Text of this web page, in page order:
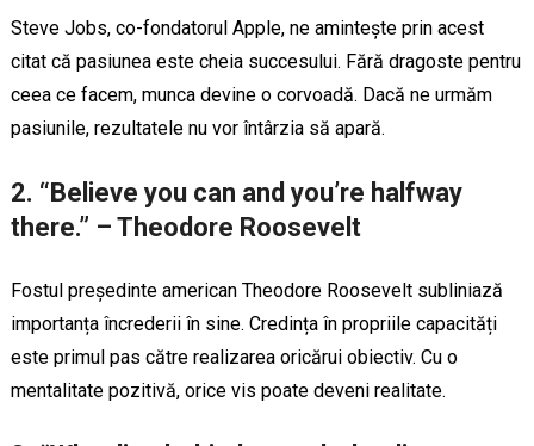
Steve Jobs, co-fondatorul Apple, ne amintește prin acest
citat că pasiunea este cheia succesului. Fără dragoste pentru
ceea ce facem, munca devine o corvoadă. Dacă ne urmăm
pasiunile, rezultatele nu vor întârzia să apară.
2. “Believe you can and you’re halfway
there.” – Theodore Roosevelt
Fostul președinte american Theodore Roosevelt subliniază
importanța încrederii în sine. Credința în propriile capacități
este primul pas către realizarea oricărui obiectiv. Cu o
mentalitate pozitivă, orice vis poate deveni realitate.